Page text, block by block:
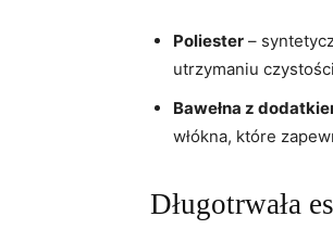
Poliester –
utrzymaniu
Bawełna‌ z
włókna, które
Długotrwała